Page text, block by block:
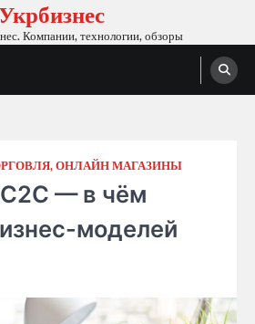
Компании, технологии, обзоры
ОНЛАЙН МАГАЗИНЫ
— в чём
моделей